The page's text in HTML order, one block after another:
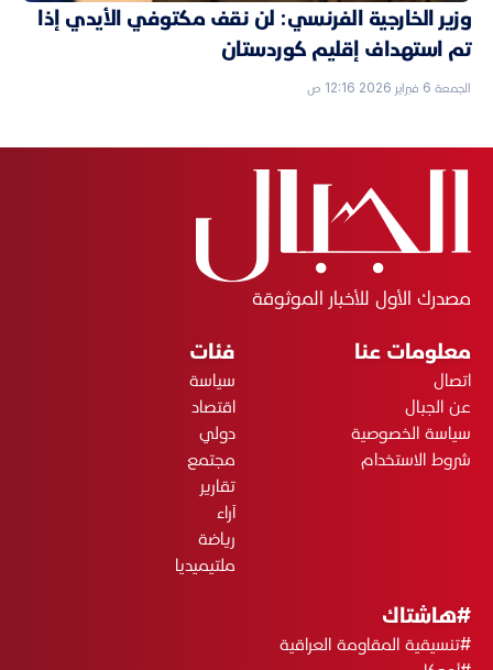
وزير الخارجية الفرنسي: لن نقف مكتوفي الأيدي إذا
تم استهداف إقليم كوردستان
الجمعة 6 فبراير 2026 12:16 ص
مصدرك الأول للأخبار الموثوقة
معلومات عنا
اتصال
عن الجبال
سياسة الخصوصية
شروط الاستخدام
فئات
سياسة
اقتصاد
دولي
مجتمع
تقارير
آراء
رياضة
ملتيميديا
#هاشتاك
#تنسيقية المقاومة العراقية